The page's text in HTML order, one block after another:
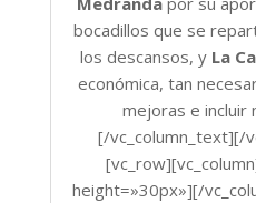
bocadillos que se
los descansos, y La
económica, tan
mejoras e incluir
[/vc_column_text][/
height=»30px»][/